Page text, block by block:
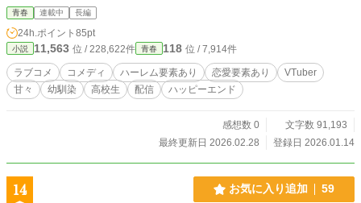
ざき）」であること。配信中の彼は、圧倒的なゲームスキルと軽妙なトークでフ
ァンを熱狂させ、学校での「クズ」な自分とは真逆の「カリスマ」として存在し
ていた。 二つ目の秘密は、彼が三人の超絶可愛い幼馴染に囲まれて育ったこ
と。彼らは全員が同じ誕生日で、血の繋がりにも似た特別な絆で結ばれている。
習志野七瀬（ならしのななせ）: 陽光のような明るい笑顔が魅力のツンデレ少
女。碧には強い独占欲を見せる。 幕張椎名（まくはりしいな）: 誰もが息をのむ
美貌を持つ生徒会副会長で、完璧な優等生。碧への愛情は深く、重いメンヘラ気
秘密として、この三人の幼馴染たちもまた、それぞれが人気VTuberとして活動
舌VTuber「神楽坂遥」。 美波はクールで真摯なVTuber「雲雀川美桜」。 学校
では周囲の視線を気にしながらも、家では遠慮なく甘え、碧の作った料理を囲む
四人。彼らは、互いがカリスマ実況者、あるいは人気VTuberという四重の秘密
青春 連載中 長編
24h.ポイント 85pt
小説 11,563 位 / 228,622件 青春 118 位 / 7,914件
ラブコメ コメディ ハーレム要素あり 恋愛要素あり
VTuber
甘々
幼馴染 高校生 配信 ハッピーエンド
感想数 0
文字数 91,193
最終更新日 2026.02.28
登録日 2026.01.14
14 お気に入り追加 59